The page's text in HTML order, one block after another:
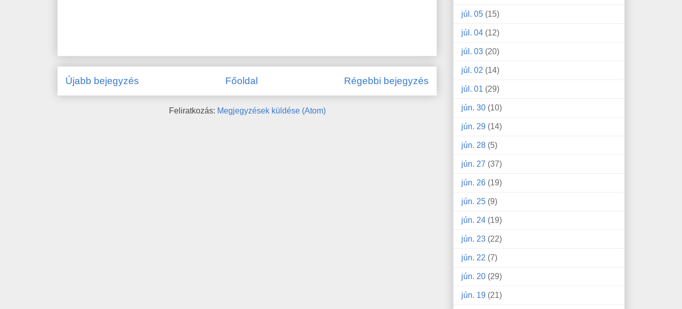
Újabb bejegyzés Régebbi bejegyzés
Főoldal
Feliratkozás: Megjegyzések küldése (Atom)
júl. 05 (15)
júl. 04 (12)
júl. 03 (20)
júl. 02 (14)
júl. 01 (29)
jún. 30 (10)
jún. 29 (14)
jún. 28 (5)
jún. 27 (37)
jún. 26 (19)
jún. 25 (9)
jún. 24 (19)
jún. 23 (22)
jún. 22 (7)
jún. 20 (29)
jún. 19 (21)